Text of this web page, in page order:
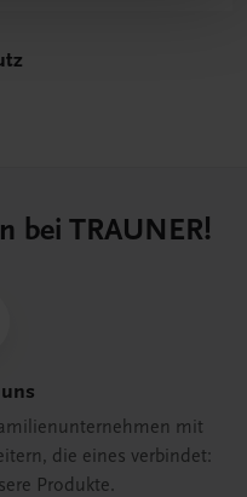
bei TRAUNER!
mit
die eines verbindet:
Produkte.